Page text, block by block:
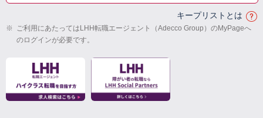
キープリストとは
※ ご利用にあたってはLHH転職エージェント（Adecco Group）のMyPageへ
のログインが必要です。